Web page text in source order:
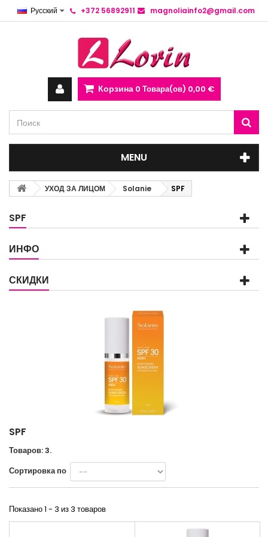
Русский +372 56892911 magnoliainfo2@gmail.com
Корзина 0 Товара(ов) 0,00 €
MENU
УХОД ЗА ЛИЦОМ Solanie SPF
SPF
ИНФО
СКИДКИ
SPF
Товаров: 3.
Сортировка по
Показано 1 - 3 из 3 товаров